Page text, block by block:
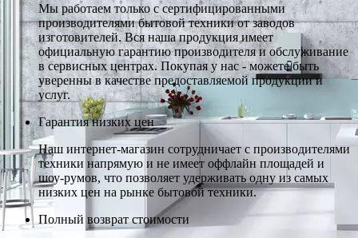
Мы работаем только с сертифицированными
производителями бытовой техники от заводов
изготовителей. Вся наша продукция имеет
официальную гарантию производителя и обслуживание
в сервисных центрах. Покупая у нас - можете быть
уверенны в качестве предоставляемой продукции и
услуг.
Гарантия низких цен
Наш интернет-магазин сотрудничает с производителями
техники напрямую и не имеет оффлайн площадей и
шоу-румов, что позволяет удерживать одну из самых
низких цен на рынке бытовой техники.
Полный возврат стоимости